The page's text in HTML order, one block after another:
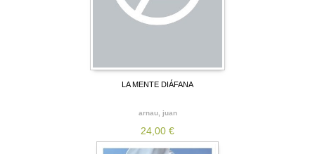
LA MENTE DIÁFANA
arnau, juan
24,00 €